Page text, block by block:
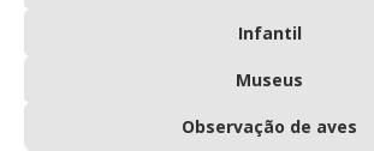
Infantil
Museus
Observação de aves